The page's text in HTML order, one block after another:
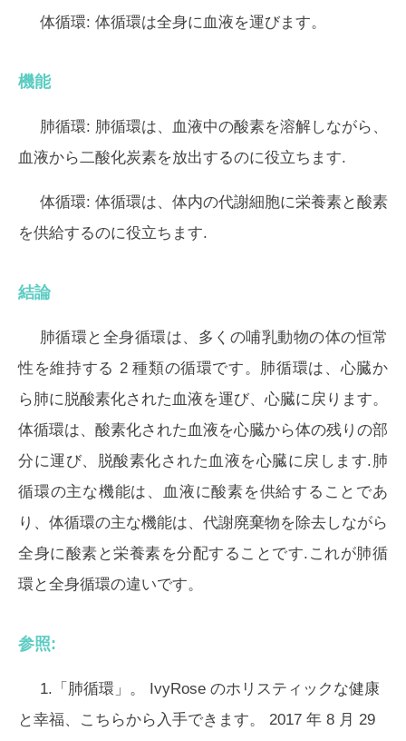
体循環: 体循環は全身に血液を運びます。
機能
肺循環: 肺循環は、血液中の酸素を溶解しながら、
血液から二酸化炭素を放出するのに役立ちます.
体循環: 体循環は、体内の代謝細胞に栄養素と酸素
を供給するのに役立ちます.
結論
肺循環と全身循環は、多くの哺乳動物の体の恒常
性を維持する 2 種類の循環です。肺循環は、心臓か
ら肺に脱酸素化された血液を運び、心臓に戻ります。
体循環は、酸素化された血液を心臓から体の残りの部
分に運び、脱酸素化された血液を心臓に戻します.肺
循環の主な機能は、血液に酸素を供給することであ
り、体循環の主な機能は、代謝廃棄物を除去しながら
全身に酸素と栄養素を分配することです.これが肺循
環と全身循環の違いです。
参照:
1.「肺循環」。 IvyRose のホリスティックな健康
と幸福、こちらから入手できます。 2017 年 8 月 29